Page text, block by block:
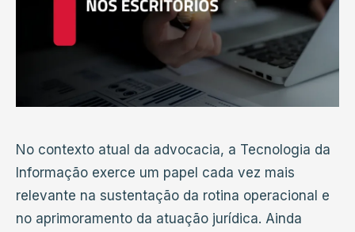
No contexto atual da advocacia, a Tecnologia da
Informação exerce um papel cada vez mais
relevante na sustentação da rotina operacional e
no aprimoramento da atuação jurídica. Ainda